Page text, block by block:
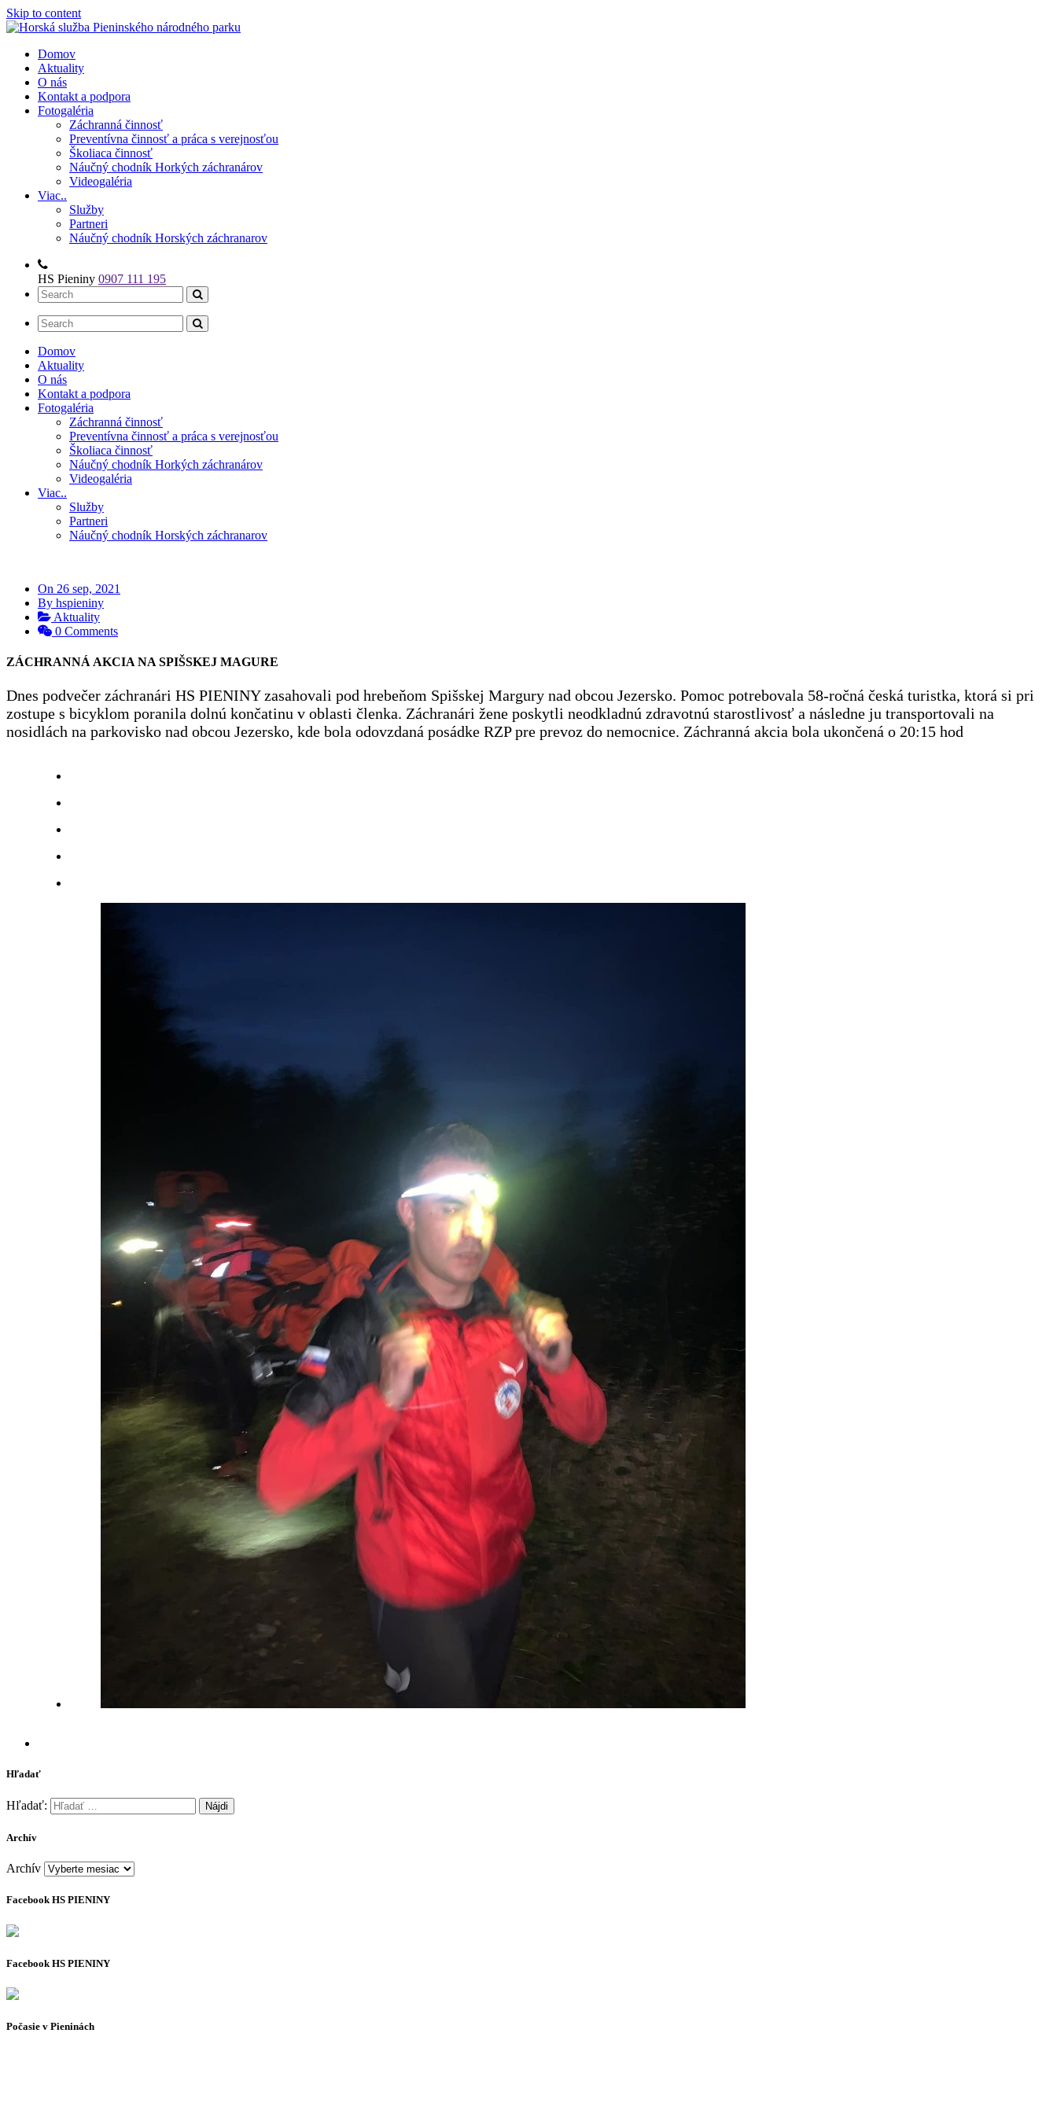
Skip to content
Číslo záchrannej služby: 0907 111 195
Domov
Aktuality
O nás
Kontakt a podpora
Fotogaléria
Záchranná činnosť
Preventívna činnosť a práca s verejnosťou
Školiaca činnosť
Náučný chodník Horkých záchranárov
Videogaléria
Viac..
Služby
Partneri
Náučný chodník Horských záchranarov
HS Pieniny 0907 111 195
Domov
Aktuality
O nás
Kontakt a podpora
Fotogaléria
Záchranná činnosť
Preventívna činnosť a práca s verejnosťou
Školiaca činnosť
Náučný chodník Horkých záchranárov
Videogaléria
Viac..
Služby
Partneri
Náučný chodník Horských záchranarov
On 26 sep, 2021
By hspieniny
Aktuality
0 Comments
ZÁCHRANNÁ AKCIA NA SPIŠSKEJ MAGURE
Dnes podvečer záchranári HS PIENINY zasahovali pod hrebeňom Spišskej Margury nad obcou Jezersko. Pomoc potrebovala 58-ročná česká turistka, ktorá si pri
zostupe s bicyklom poranila dolnú končatinu v oblasti členka. Záchranári žene poskytli neodkladnú zdravotnú starostlivosť a následne ju transportovali na
nosidlách na parkovisko nad obcou Jezersko, kde bola odovzdaná posádke RZP pre prevoz do nemocnice. Záchranná akcia bola ukončená o 20:15 hod
Hľadať
Hľadať:
Archív
Archív
Facebook HS PIENINY
Facebook HS PIENINY
Počasie v Pieninách